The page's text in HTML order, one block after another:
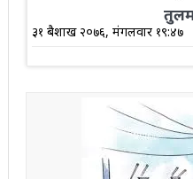
३१ बैशाख २०७६, मंगलवार १९:४७